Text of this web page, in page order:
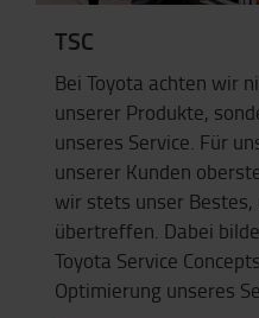
TSC
Bei Toyota achten wir
unserer Produkte,
unseres Service. Für
unserer Kunden
wir stets unser
übertreffen. Dabei
Toyota Service
Optimierung unseres